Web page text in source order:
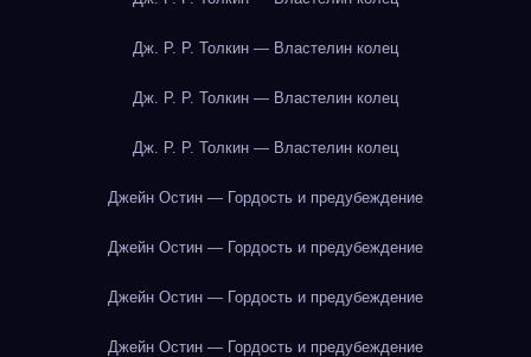
Дж. Р. Р. Толкин — Властелин колец
Дж. Р. Р. Толкин — Властелин колец
Дж. Р. Р. Толкин — Властелин колец
Джейн Остин — Гордость и предубеждение
Джейн Остин — Гордость и предубеждение
Джейн Остин — Гордость и предубеждение
Джейн Остин — Гордость и предубеждение